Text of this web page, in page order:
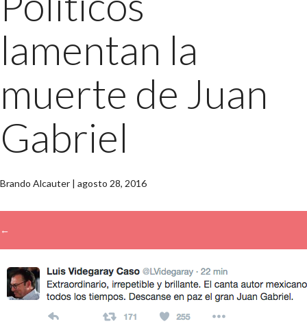
lamentan la
muerte de Juan
Gabriel
Brando Alcauter | agosto 28, 2016
←
→